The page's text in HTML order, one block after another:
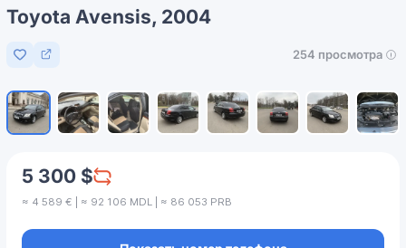
Toyota Avensis, 2004
Добавить в избранное
254 просмотра
5 300 $
≈ 4 589 € | ≈ 92 106 MDL | ≈ 86 053 PRB